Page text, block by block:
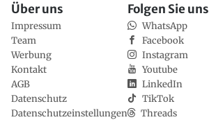
Über uns
Impressum
Team
Werbung
Kontakt
AGB
Datenschutz
Datenschutzeinstellungen
Folgen Sie uns
WhatsApp
Facebook
Instagram
Youtube
LinkedIn
TikTok
Threads